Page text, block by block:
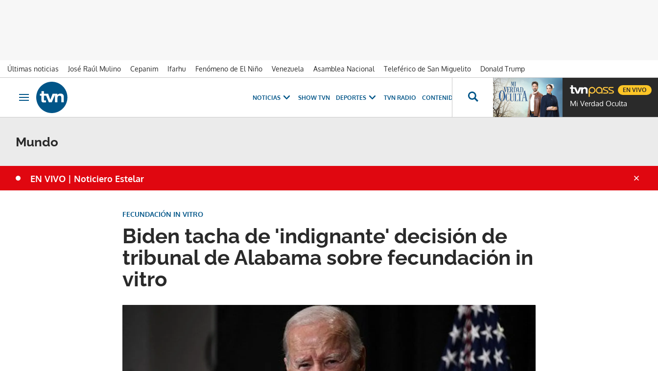
Últimas noticias José Raúl Mulino Cepanim Ifarhu Fenómeno de El Niño Venezuela Asamblea Nacional Teleférico de San Miguelito
Donald Trump
Ir al contenido
Obrir navegació
NOTICIAS SHOW TVN DEPORTES TVN RADIO CONTENIDOS ESPECIALES NOVELAS PROGRAMAS GENTE TVN
Mi Verdad Oculta
EN VIVO
Mundo
EN VIVO | Noticiero Estelar
Biden tacha de 'indignante' decisión de
tribunal de Alabama sobre fecundación in
vitro
FECUNDACIÓN IN VITRO